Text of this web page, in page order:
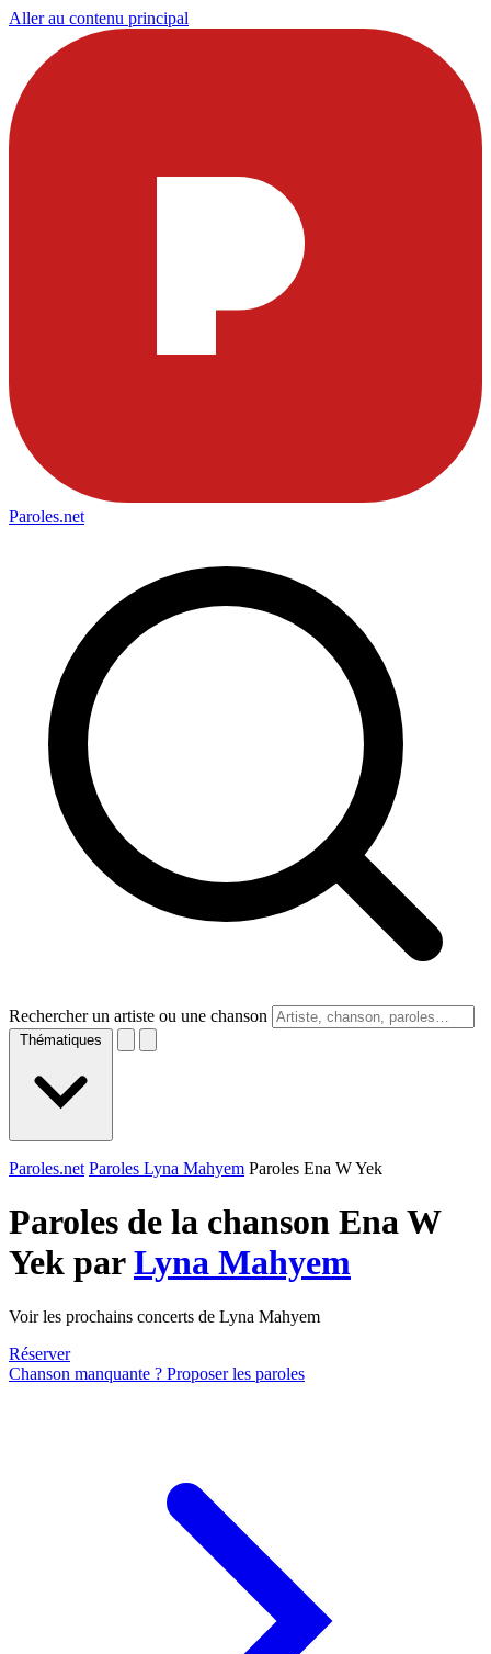
Aller au contenu principal
Paroles.net
Rechercher un artiste ou une chanson
Thématiques
Paroles.net Paroles Lyna Mahyem Paroles Ena W Yek
Paroles de la chanson Ena W
Yek parLyna Mahyem
Voir les prochains concerts de Lyna Mahyem
Réserver
Chanson manquante ? Proposer les paroles